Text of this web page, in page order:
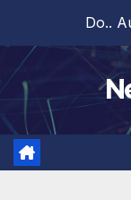
springen
Do..